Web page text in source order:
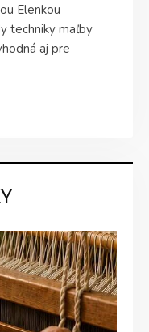
Elenkou
techniky maľby
aj pre